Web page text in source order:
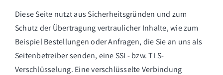
Diese Seite nutzt aus Sicherheitsgründen und zum
Schutz der Übertragung vertraulicher Inhalte, wie zum
Beispiel Bestellungen oder Anfragen, die Sie an uns als
Seitenbetreiber senden, eine SSL- bzw. TLS-
Verschlüsselung. Eine verschlüsselte Verbindung